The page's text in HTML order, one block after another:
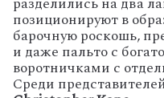
позиционируют в
барочную роскошь,
и даже пальто с
воротничками с
Среди